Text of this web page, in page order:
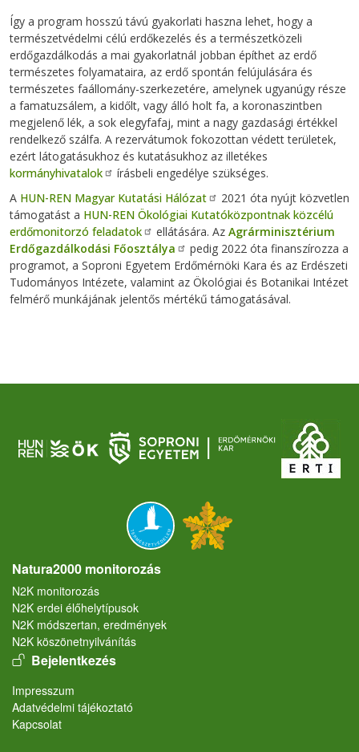
Így a program hosszú távú gyakorlati haszna lehet, hogy a
természetvédelmi célú erdőkezelés és a természetközeli
erdőgazdálkodás a mai gyakorlatnál jobban építhet az erdő
természetes folyamataira, az erdő spontán felújulására és
természetes faállomány-szerkezetére, amelynek ugyanúgy része
a famatuzsálem, a kidőlt, vagy álló holt fa, a koronaszintben
megjelenő lék, a sok elegyfafaj, mint a nagy gazdasági értékkel
rendelkező szálfa. A rezervátumok fokozottan védett területek,
ezért látogatásukhoz és kutatásukhoz az illetékes
kormányhivatalok
írásbeli engedélye szükséges.
A HUN-REN Magyar Kutatási Hálózat
2021 óta nyújt közvetlen
támogatást a HUN-REN Ökológiai Kutatóközpontnak közcélú
erdőmonitorzó feladatok
ellátására. Az Agrárminisztérium
Erdőgazdálkodási Főosztálya
pedig 2022 óta finanszírozza a
programot, a Soproni Egyetem Erdőmérnöki Kara és az Erdészeti
Tudományos Intézete, valamint az Ökológiai és Botanikai Intézet
felmérő munkájának jelentős mértékű támogatásával.
Natura2000 monitorozás
N2K monitorozás
N2K erdei élőhelytípusok
N2K módszertan, eredmények
N2K köszönetnyilvánítás
User account menu
Bejelentkezés
Lábléc
Impresszum
Adatvédelmi tájékoztató
Kapcsolat